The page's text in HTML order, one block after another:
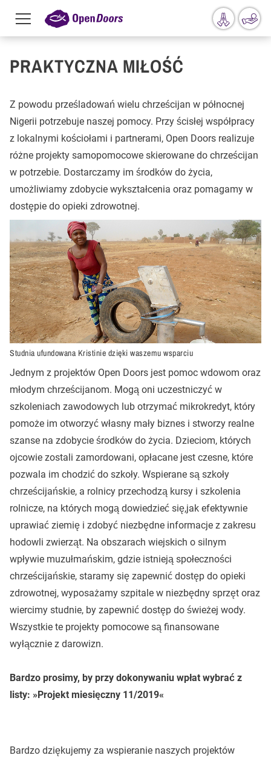
Przejdź do treści
Menu
toggle
PRAKTYCZNA MIŁOŚĆ
Z powodu prześladowań wielu chrześcijan w północnej
Nigerii potrzebuje naszej pomocy. Przy ścisłej współpracy
z lokalnymi kościołami i partnerami, Open Doors realizuje
różne projekty samopomocowe skierowane do chrześcijan
w potrzebie. Dostarczamy im środków do życia,
umożliwiamy zdobycie wykształcenia oraz pomagamy w
dostępie do opieki zdrowotnej.
Studnia ufundowana Kristinie dzięki waszemu wsparciu
Jednym z projektów Open Doors jest pomoc wdowom oraz
młodym chrześcijanom. Mogą oni uczestniczyć w
szkoleniach zawodowych lub otrzymać mikrokredyt, który
pomoże im otworzyć własny mały biznes i stworzy realne
szanse na zdobycie środków do życia. Dzieciom, których
ojcowie zostali zamordowani, opłacane jest czesne, które
pozwala im chodzić do szkoły. Wspierane są szkoły
chrześcijańskie, a rolnicy przechodzą kursy i szkolenia
rolnicze, na których mogą dowiedzieć się,jak efektywnie
uprawiać ziemię i zdobyć niezbędne informacje z zakresu
hodowli zwierząt. Na obszarach wiejskich o silnym
wpływie muzułmańskim, gdzie istnieją społeczności
chrześcijańskie, staramy się zapewnić dostęp do opieki
zdrowotnej, wyposażamy szpitale w niezbędny sprzęt oraz
wiercimy studnie, by zapewnić dostęp do świeżej wody.
Wszystkie te projekty pomocowe są finansowane
wyłącznie z darowizn.
Bardzo prosimy, by przy dokonywaniu wpłat wybrać z
listy: »Projekt miesięczny 11/2019«
Bardzo dziękujemy za wspieranie naszych projektów